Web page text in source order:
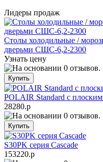
Лидеры продаж
Столы холодильные /
дверьми СШС-6,2-2300
Узнать цену
POLAIR Standard с
28280.р
S30PK серия Cascade
153220.р